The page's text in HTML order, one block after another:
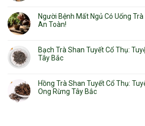
Người Bệnh Mất Ngủ Có Uống
An Toàn!
Bạch Trà Shan Tuyết Cổ Thụ:
Tây Bắc
Hồng Trà Shan Tuyết Cổ Thụ:
Ong Rừng Tây Bắc